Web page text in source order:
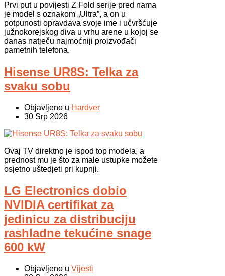
Prvi put u povijesti Z Fold serije pred nama
je model s oznakom „Ultra”, a on u
potpunosti opravdava svoje ime i učvršćuje
južnokorejskog diva u vrhu arene u kojoj se
danas natječu najmoćniji proizvođači
pametnih telefona.
Hisense UR8S: Telka za
svaku sobu
Objavljeno u Hardver
30 Srp 2026
Ovaj TV direktno je ispod top modela, a
prednost mu je što za male ustupke možete
osjetno uštedjeti pri kupnji.
LG Electronics dobio
NVIDIA certifikat za
jedinicu za distribuciju
rashladne tekućine snage
600 kW
Objavljeno u Vijesti